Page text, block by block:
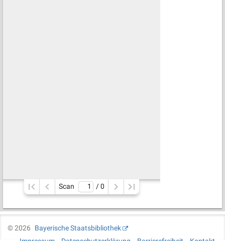
Scan / 0
©2026
Bayerische Staatsbibliothek